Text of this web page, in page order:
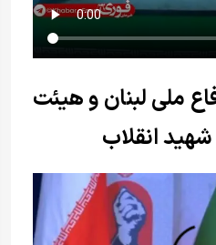
ملی لبنان و هیئت
شهید انقلاب